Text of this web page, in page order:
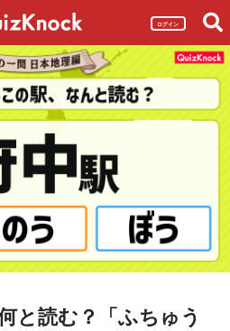
ログイン
と読む？「ふちゅう